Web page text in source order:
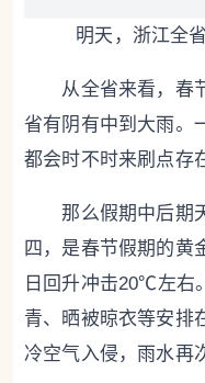
明天，浙江全
从全省来看，春节
省有阴有中到大雨。
都会时不时来刷点存
那么假期中后期天
四，是春节假期的黄
日回升冲击20℃左右
青、晒被晾衣等安排
冷空气入侵，雨水再